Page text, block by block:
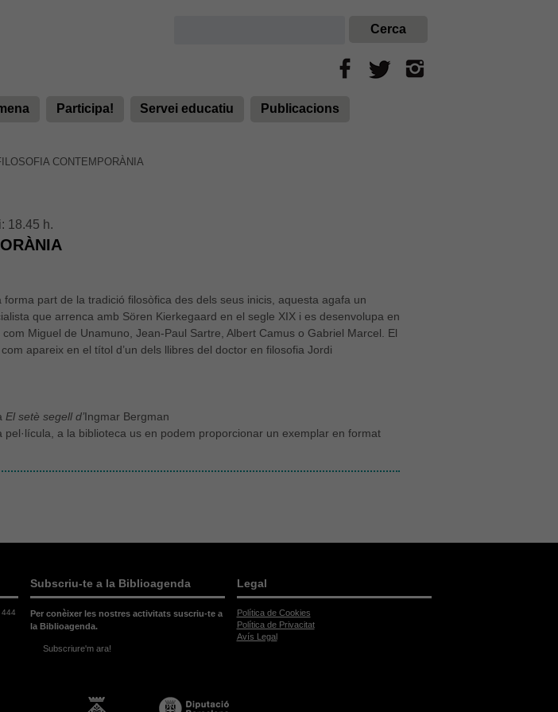
Participa! Servei educatiu Publicacions
CONTEMPORÀNIA
18.45 h.
part de la tradició filosòfica des dels seus inicis, aquesta agafa un
que arrenca amb Sören Kierkegaard en el segle XIX i es desenvolupa en
Miguel de Unamuno, Jean-Paul Sartre, Albert Camus o Gabriel Marcel. El
apareix en el títol d’un dels llibres del doctor en filosofia Jordi
El setè segell d’Ingmar Bergman
pel·lícula, a la biblioteca us en podem proporcionar un exemplar en format
Subscriu-te a la Biblioagenda
Per conèixer les nostres activitats suscriu-te a
la Biblioagenda.
Subscriure'm ara!
Legal
Política de Cookies
Política de Privacitat
Avís Legal